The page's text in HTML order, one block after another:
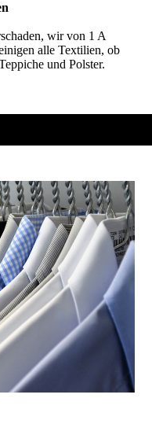
wir von 1 A
alle Textilien, ob
und Polster.